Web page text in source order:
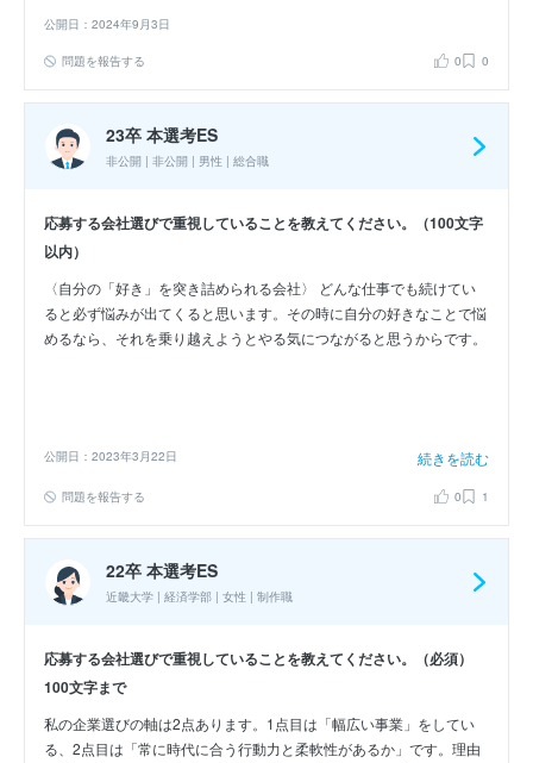
公開日：2024年9月3日
問題を報告する 0 0
23卒 本選考ES
非公開 | 非公開 | 男性 | 総合職
応募する会社選びで重視していることを教えてください。（100文字
以内）
〈自分の「好き」を突き詰められる会社〉 どんな仕事でも続けてい
ると必ず悩みが出てくると思います。その時に自分の好きなことで悩
めるなら、それを乗り越えようとやる気につながると思うからです。
公開日：2023年3月22日 続きを読む
問題を報告する 0 1
22卒 本選考ES
近畿大学 | 経済学部 | 女性 | 制作職
応募する会社選びで重視していることを教えてください。（必須）
100文字まで
私の企業選びの軸は2点あります。1点目は「幅広い事業」をしてい
る、2点目は「常に時代に合う行動力と柔軟性があるか」です。理由